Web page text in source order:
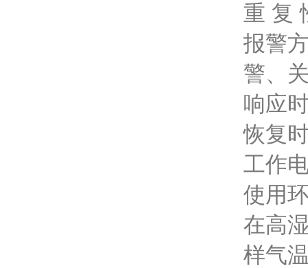
重 复
报警
警、
响应
恢复
工作
使用
在高
样气